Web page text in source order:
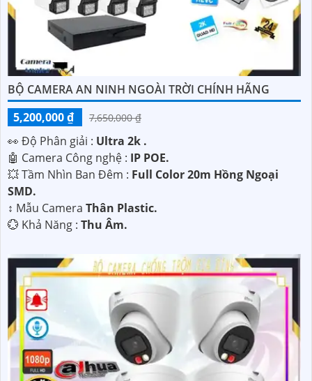
BỘ CAMERA AN NINH NGOÀI TRỜI CHÍNH HÃNG
5,200,000 ₫
7,650,000 ₫
️👀 Độ Phân giải : Ultra 2k .
🤖️ Camera Công nghệ : IP POE.
💥 Tầm Nhìn Ban Đêm : Full Color 20m Hồng Ngoại
SMD.
↕️ Mẫu Camera Thân Plastic.
️💮 Khả Năng : Thu Âm.